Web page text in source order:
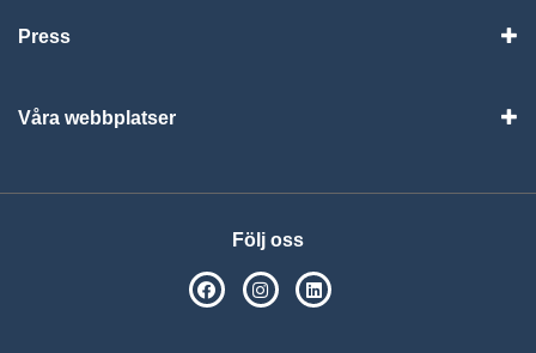
Press
Våra webbplatser
Följ oss
SPSM på Facebook
SPSM på Instagram